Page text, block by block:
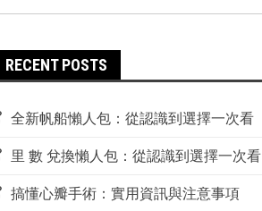
RECENT POSTS
全新帆船懶人包：從認識到選擇一次看
里 數 兌換懶人包：從認識到選擇一次看
搞懂心瓣手術：實用資訊與注意事項